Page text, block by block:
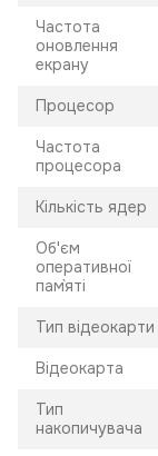
Частота
оновлення
екрану
Процесор
Частота
процесора
Кількість ядер
Об'єм
оперативної
пам`яті
Тип відеокарти
Відеокарта
Тип
накопичувача